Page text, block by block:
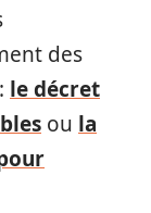
des
le décret
ou la